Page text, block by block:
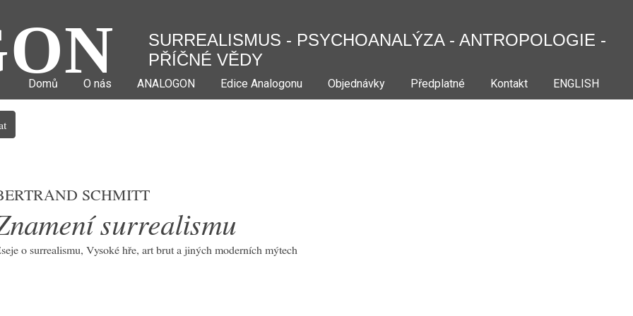
SURREALISMUS - PSYCHOANALÝZA - ANTROPOLOGIE -
PŘÍČNÉ VĚDY
Domů O nás ANALOGON Edice Analogonu Objednávky Předplatné Kontakt ENGLISH
Schmitt
surrealismu
o surrealismu, Vysoké hře, art brut a jiných moderních mýtech